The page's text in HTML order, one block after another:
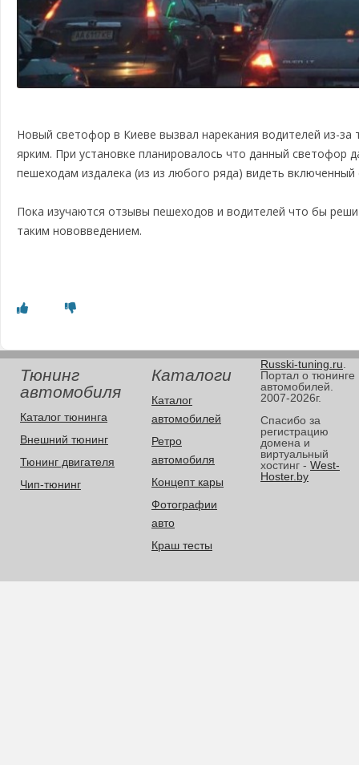
Новый светофор в Киеве вызвал нарекания водителей из-
ярким. При установке планировалось что данный светофор
пешеходам издалека (из из любого ряда) видеть включенный
Пока изучаются отзывы пешеходов и водителей что бы
таким нововведением.
Тюнинг
автомобиля
Каталог тюнинга
Внешний тюнинг
Тюнинг двигателя
Чип-тюнинг
Каталоги
Каталог
автомобилей
Ретро
автомобиля
Концепт кары
Фотографии
авто
Краш тесты
Russki-tuning.ru
Портал о тюнинге
автомобилей.
2007-2026г.
Спасибо за
регистрацию
домена и
виртуальный
хостинг - West-
Hoster.by